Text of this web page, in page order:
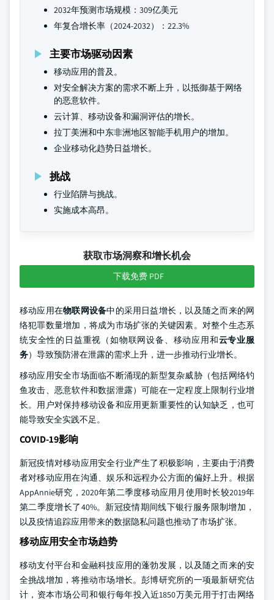
2032年预测市场规模：309亿美元
年复合增长率（2024-2032）：22.3%
主要市场驱动因素
移动应用的普及。
对安全解决方案的需求不断上升，以抵御基于网络
的恶意软件。
云计算、移动设备和漏洞评估的增长。
拉丁美洲和中东非洲地区智能手机用户的增加。
企业移动化趋势日益增长。
挑战
行业陷阱与挑战。
实施成本高昂。
获取市场洞察和增长机会
下载免费 PDF
移动应用在物联网设备中的采用日益增长，以及随之而来的网
络犯罪数量增加，将成为市场扩张的关键因素。对整个生态系
统安全性的日益重视（如物联网设备、移动应用和云专业服
务）导致预防潜在泄露的需求上升，进一步推动行业增长。
移动应用安全市场面临不断涌现的新型复杂威胁（包括网络钓
鱼攻击、恶意软件和数据泄露）可能在一定程度上限制行业增
长。用户对保持移动设备和应用更新重要性的认知缺乏，也可
能导致安全实践不足。
COVID-19影响
新冠疫情对移动应用安全行业产生了积极影响，主要由于消费
者对移动应用在沟通、娱乐和远程办公方面的偏好上升。根据
AppAnnie研究，2020年第二季度移动应用月使用时长较2019年
第二季度增长了40%。新冠疫情期间线下银行服务限制增加，
以及疫情追踪应用带来的数据隐私问题也推动了市场扩张。
移动应用安全市场趋势
移动支付平台和金融科技应用的蓬勃发展，以及随之而来的安
全挑战增加，将推动市场增长。彭博研究所的一项最新研究估
计，资本市场公司和银行每年投入近1850万美元用于打击网络